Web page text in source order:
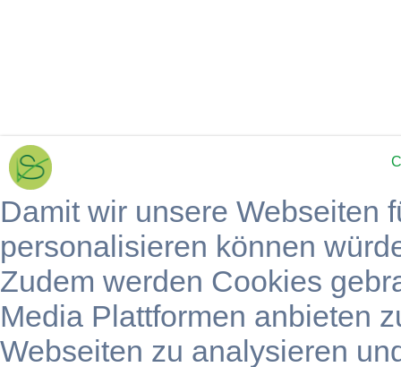
Damit wir unsere Webseiten
personalisieren können
Zudem werden Cookies
Media Plattformen anbieten
Webseiten zu analysieren